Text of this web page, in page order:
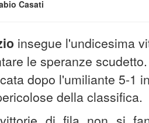
Casati
insegue l'undicesima
le speranze
dopo l'umiliante 5-1
della classifica.